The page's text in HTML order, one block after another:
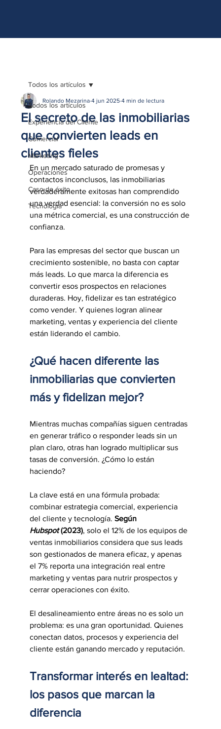
Todos los artículos
Experiencia del Cliente
Comercial
Marketing
Operaciones
Caso de éxito
Tecnología
Todos los artículos
El secreto de las inmobiliarias
que convierten leads en
clientes fieles
Rolando Mezarina 4 jun 2025 4 min de lectura
En un mercado saturado de promesas y
contactos inconclusos, las inmobiliarias
verdaderamente exitosas han comprendido
una verdad esencial: la conversión no es solo
una métrica comercial, es una construcción de
confianza.
Para las empresas del sector que buscan un
crecimiento sostenible, no basta con captar
más leads. Lo que marca la diferencia es
convertir esos prospectos en relaciones
duraderas. Hoy, fidelizar es tan estratégico
como vender. Y quienes logran alinear
marketing, ventas y experiencia del cliente
están liderando el cambio.
¿Qué hacen diferente las
inmobiliarias que convierten
más y fidelizan mejor?
Mientras muchas compañías siguen centradas
en generar tráfico o responder leads sin un
plan claro, otras han logrado multiplicar sus
tasas de conversión. ¿Cómo lo están
haciendo?
La clave está en una fórmula probada:
combinar estrategia comercial, experiencia
del cliente y tecnología. Según
Hubspot (2023), solo el 12% de los equipos de
ventas inmobiliarios considera que sus leads
son gestionados de manera eficaz, y apenas
el 7% reporta una integración real entre
marketing y ventas para nutrir prospectos y
cerrar operaciones con éxito.
El desalineamiento entre áreas no es solo un
problema: es una gran oportunidad. Quienes
conectan datos, procesos y experiencia del
cliente están ganando mercado y reputación.
Transformar interés en lealtad:
los pasos que marcan la
diferencia